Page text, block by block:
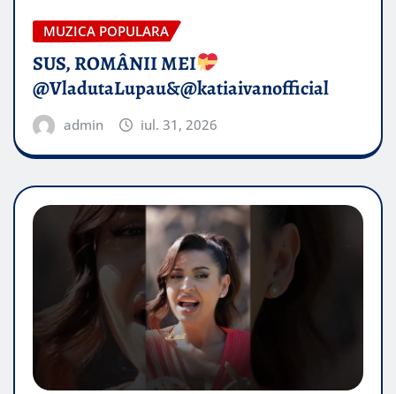
MUZICA POPULARA
SUS, ROMÂNII MEI
@VladutaLupau&@katiaivanofficial
admin iul. 31, 2026